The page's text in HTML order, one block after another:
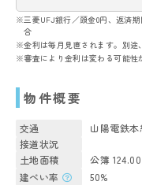
※三菱UFJ銀行／頭金0円、返済期
合
※金利は毎月見直されます。別途
※審査により金利は変わる可能性
物件概要
交通
山陽電鉄
接道状況
土地面積
公簿 124.00
建ぺい率
50%